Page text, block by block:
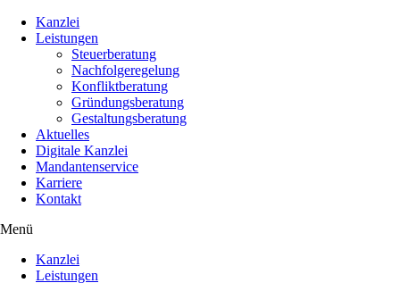
Kanzlei
Leistungen
Steuerberatung
Nachfolgeregelung
Konfliktberatung
Gründungsberatung
Gestaltungsberatung
Aktuelles
Digitale Kanzlei
Mandantenservice
Karriere
Kontakt
Menü
Kanzlei
Leistungen